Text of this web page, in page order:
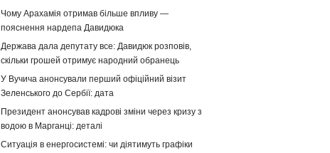
Чому Арахамія отримав більше впливу —
пояснення нардепа Давидюка
Держава дала депутату все: Давидюк розповів,
скільки грошей отримує народний обранець
У Вучича анонсували перший офіційний візит
Зеленського до Сербії: дата
Президент анонсував кадрові зміни через кризу з
водою в Марганці: деталі
Ситуація в енергосистемі: чи діятимуть графіки